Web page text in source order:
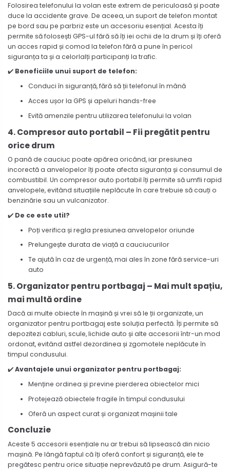
Folosirea telefonului la volan este extrem de periculoasă și poate
duce la accidente grave. De aceea, un suport de telefon montat
pe bord sau pe parbriz este un accesoriu esențial. Acesta îți
permite să folosești GPS-ul fără să îți iei ochii de la drum și îți oferă
un acces rapid și comod la telefon fără a pune în pericol
siguranța ta și a celorlalți participanți la trafic.
✔️ Beneficiile unui suport de telefon:
Conduci în siguranță, fără să ții telefonul în mână
Acces ușor la GPS și apeluri hands-free
Evită amenzile pentru utilizarea telefonului la volan
4. Compresor auto portabil – Fii pregătit pentru
orice drum
O pană de cauciuc poate apărea oricând, iar presiunea
incorectă a anvelopelor îți poate afecta siguranța și consumul de
combustibil. Un compresor auto portabil îți permite să umfli rapid
anvelopele, evitând situațiile neplăcute în care trebuie să cauți o
benzinărie sau un vulcanizator.
✔️ De ce este util?
Poți verifica și regla presiunea anvelopelor oriunde
Prelungește durata de viață a cauciucurilor
Te ajută în caz de urgență, mai ales în zone fără service-uri
auto
5. Organizator pentru portbagaj – Mai mult spațiu,
mai multă ordine
Dacă ai multe obiecte în mașină și vrei să le ții organizate, un
organizator pentru portbagaj este soluția perfectă. Îți permite să
depozitezi cabluri, scule, lichide auto și alte accesorii într-un mod
ordonat, evitând astfel dezordinea și zgomotele neplăcute în
timpul condusului.
✔️Avantajele unui organizator pentru portbagaj:
Menține ordinea și previne pierderea obiectelor mici
Protejează obiectele fragile în timpul condusului
Oferă un aspect curat și organizat mașinii tale
Concluzie
Aceste 5 accesorii esențiale nu ar trebui să lipsească din nicio
mașină. Pe lângă faptul că îți oferă confort și siguranță, ele te
pregătesc pentru orice situație neprevăzută pe drum. Asigură-te